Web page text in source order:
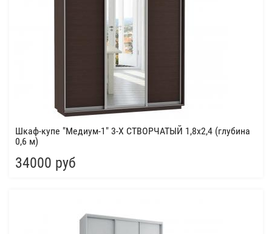
Шкаф-купе "Медиум-1" 3-Х СТВОРЧАТЫЙ 1,8х2,4 (глубина
0,6 м)
34000 руб